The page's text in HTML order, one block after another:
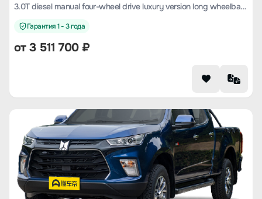
3.0T diesel manual four-wheel drive luxury version long wheelbase 4KH1CT6H1
Гарантия 1 - 3 года
от 3 511 700 ₽